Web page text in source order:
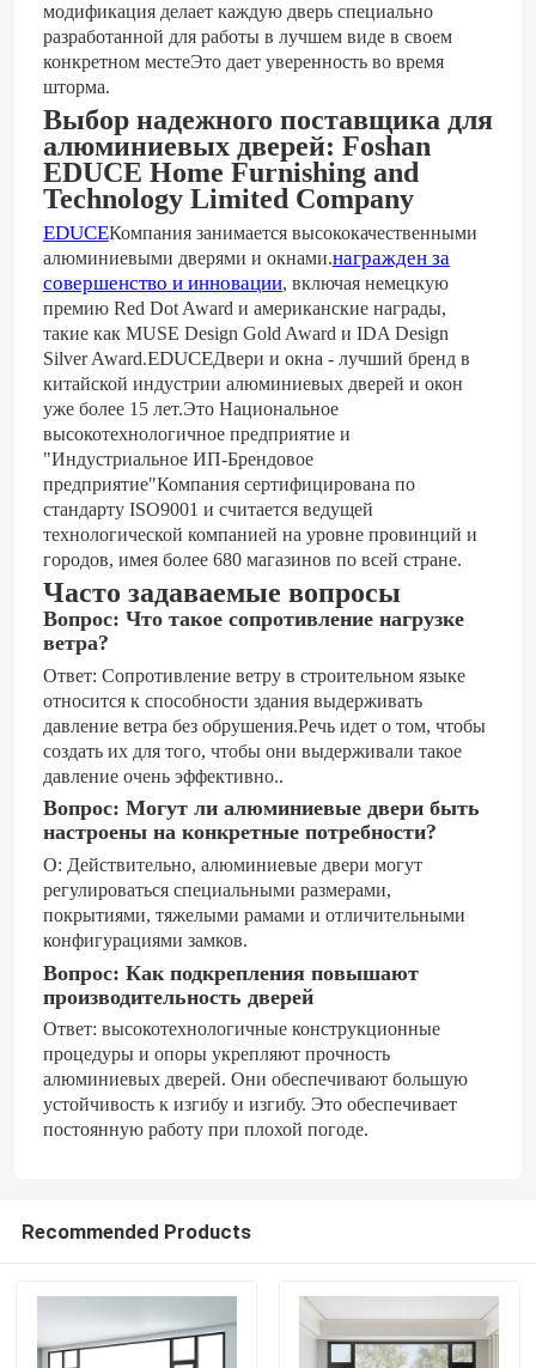
модификация делает каждую дверь специально
разработанной для работы в лучшем виде в своем
конкретном местеЭто дает уверенность во время
шторма.
Выбор надежного поставщика для
алюминиевых дверей: Foshan
EDUCE Home Furnishing and
Technology Limited Company
EDUCEКомпания занимается высококачественными
алюминиевыми дверями и окнами.награжден за
совершенство и инновации, включая немецкую
премию Red Dot Award и американские награды,
такие как MUSE Design Gold Award и IDA Design
Silver Award.EDUCEДвери и окна - лучший бренд в
китайской индустрии алюминиевых дверей и окон
уже более 15 лет.Это Национальное
высокотехнологичное предприятие и
"Индустриальное ИП-Брендовое
предприятие"Компания сертифицирована по
стандарту ISO9001 и считается ведущей
технологической компанией на уровне провинций и
городов, имея более 680 магазинов по всей стране.
Часто задаваемые вопросы
Вопрос: Что такое сопротивление нагрузке
ветра?
Ответ: Сопротивление ветру в строительном языке
относится к способности здания выдерживать
давление ветра без обрушения.Речь идет о том, чтобы
создать их для того, чтобы они выдерживали такое
давление очень эффективно..
Вопрос: Могут ли алюминиевые двери быть
настроены на конкретные потребности?
О: Действительно, алюминиевые двери могут
регулироваться специальными размерами,
покрытиями, тяжелыми рамами и отличительными
конфигурациями замков.
Вопрос: Как подкрепления повышают
производительность дверей
Ответ: высокотехнологичные конструкционные
процедуры и опоры укрепляют прочность
алюминиевых дверей. Они обеспечивают большую
устойчивость к изгибу и изгибу. Это обеспечивает
постоянную работу при плохой погоде.
Recommended Products